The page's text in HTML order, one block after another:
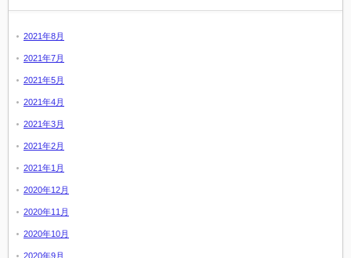
2021年8月
2021年7月
2021年5月
2021年4月
2021年3月
2021年2月
2021年1月
2020年12月
2020年11月
2020年10月
2020年9月